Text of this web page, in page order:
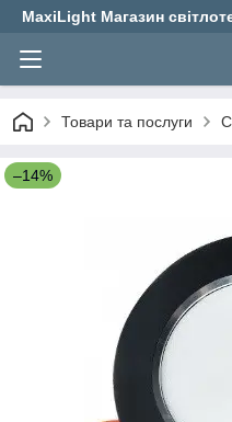
MaxiLight Магазин
Товари та послуги
–14%